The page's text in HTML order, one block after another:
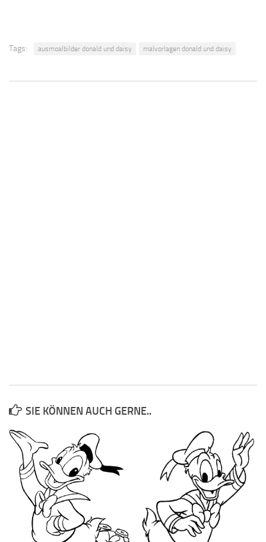
Tags: ausmoalbilder donald und daisy malvorlagen donald und daisy
SIE KÖNNEN AUCH GERNE..